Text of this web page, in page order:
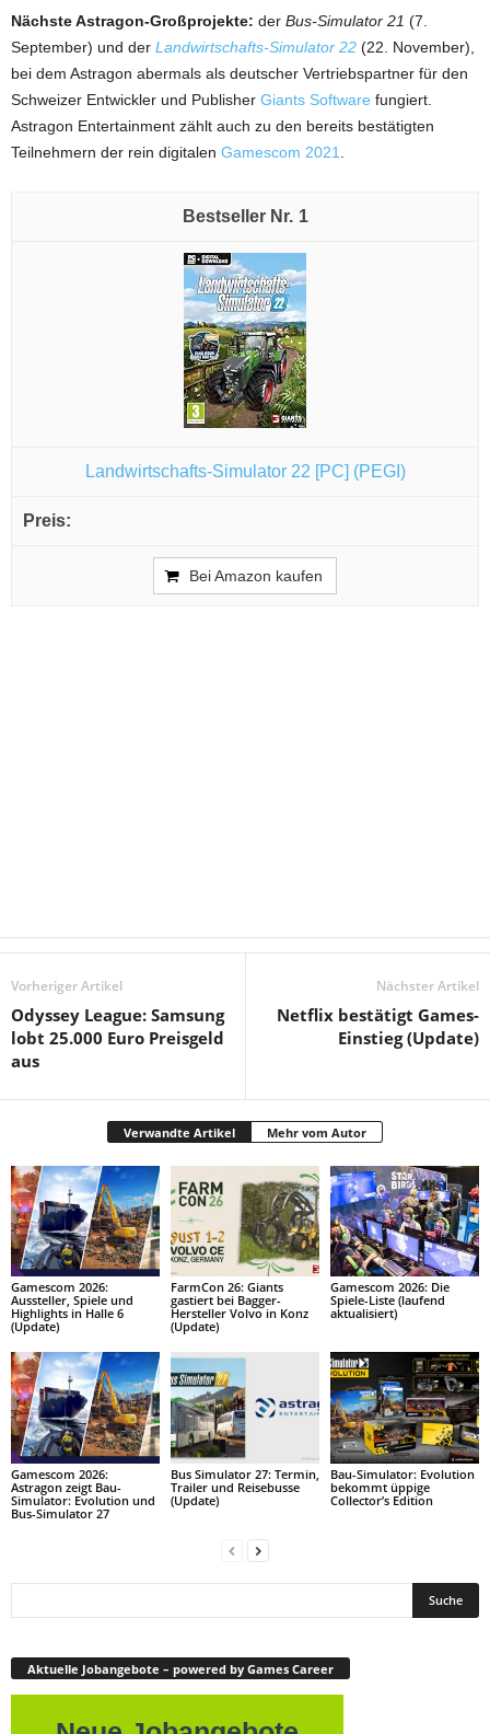
Nächste Astragon-Großprojekte: der Bus-Simulator 21 (7.
September) und der Landwirtschafts-Simulator 22 (22. November),
bei dem Astragon abermals als deutscher Vertriebspartner für den
Schweizer Entwickler und Publisher Giants Software fungiert.
Astragon Entertainment zählt auch zu den bereits bestätigten
Teilnehmern der rein digitalen Gamescom 2021
1
Landwirtschafts-Simulator 22 [PC] (PEGI)
Bei Amazon kaufen
Vorheriger Artikel
Odyssey League: Samsung
lobt 25.000 Euro Preisgeld
aus
Nächster Artikel
Netflix bestätigt Games-
Einstieg (Update)
Verwandte Artikel Mehr vom Autor
Gamescom 2026:
Aussteller, Spiele und
Highlights in Halle 6
(Update)
FarmCon 26: Giants
gastiert bei Bagger-
Hersteller Volvo in Konz
(Update)
Gamescom 2026: Die
Spiele-Liste (laufend
aktualisiert)
Gamescom 2026:
Astragon zeigt Bau-
Simulator: Evolution und
Bus-Simulator 27
Bus Simulator 27: Termin,
Trailer und Reisebusse
(Update)
Bau-Simulator: Evolution
bekommt üppige
Collector’s Edition
Aktuelle Jobangebote – powered by Games Career